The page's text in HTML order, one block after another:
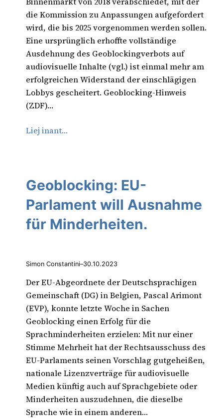
die Kommission zu Anpassungen aufgefordert
wird, die bis 2025 vorgenommen werden sollen.
Eine ursprünglich erhoffte vollständige
Ausdehnung des Geoblockingverbots auf
audiovisuelle Inhalte (vgl.) ist einmal mehr am
erfolgreichen Widerstand der einschlägigen
Lobbys gescheitert. Geoblocking-Hinweis
(ZDF)…
Liej inant…
Geoblocking: EU-
Parlament will Ausnahme
für Minderheiten.
Simon Constantini–30.10.2023
Der EU-Abgeordnete der Deutschsprachigen
Gemeinschaft (DG) in Belgien, Pascal Arimont
(EVP), konnte letzte Woche in Sachen
Geoblocking einen Erfolg für die
Sprachminderheiten erzielen: Mit nur einer
Stimme Mehrheit hat der Rechtsausschuss des
EU-Parlaments seinen Vorschlag gutgeheißen,
nationale Lizenzverträge für audiovisuelle
Medien künftig auch auf Sprachgebiete oder
Minderheiten auszudehnen, die dieselbe
Sprache wie in einem anderen…